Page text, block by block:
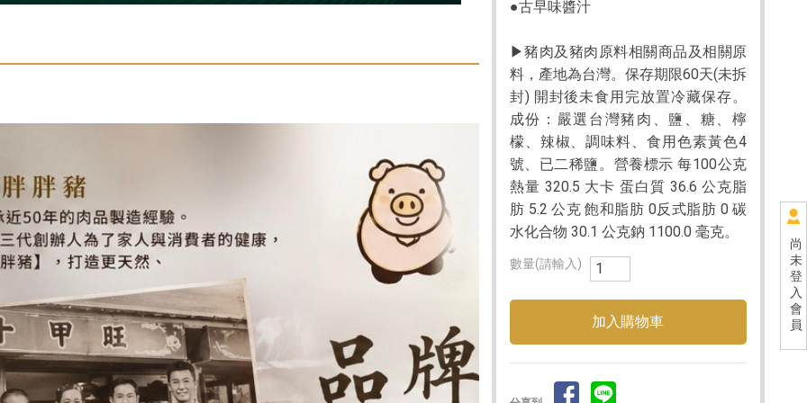
尚
未
登
入
會
員
●古早味醬汁
▶豬肉及豬肉原料相關商品及相關原
料，產地為台灣。保存期限60天(未拆
封) 開封後未食用完放置冷藏保存。
成份：嚴選台灣豬肉、鹽、糖、檸
檬、辣椒、調味料、食用色素黃色4
號、已二稀鹽。營養標示 每100公克
熱量 320.5 大卡 蛋白質 36.6 公克脂
肪 5.2 公克 飽和脂肪 0反式脂肪 0 碳
水化合物 30.1 公克鈉 1100.0 毫克。
數量(請輸入)